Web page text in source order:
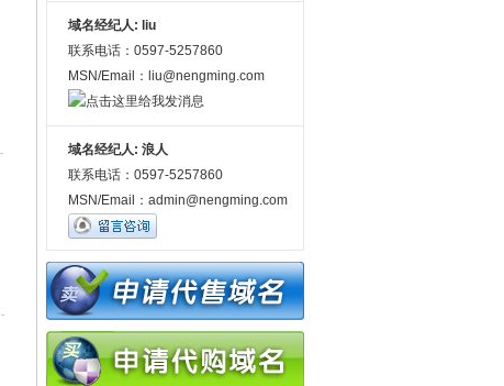
域名经纪人: liu
联系电话：0597-5257860
MSN/Email：liu@nengming.com
域名经纪人: 浪人
联系电话：0597-5257860
MSN/Email：admin@nengming.com